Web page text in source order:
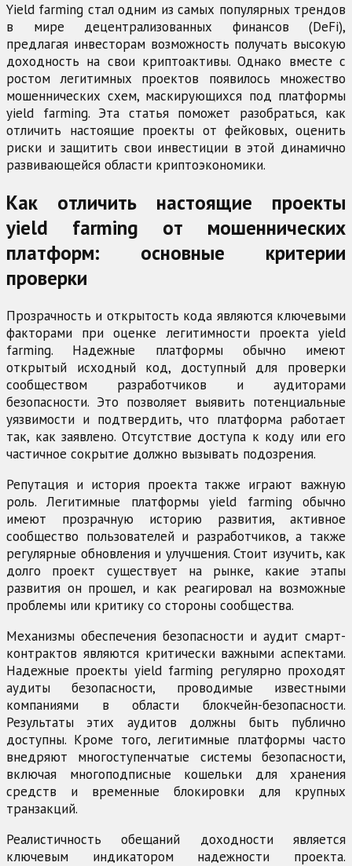
Yield farming стал одним из самых популярных трендов
в мире децентрализованных финансов (DeFi),
предлагая инвесторам возможность получать высокую
доходность на свои криптоактивы. Однако вместе с
ростом легитимных проектов появилось множество
мошеннических схем, маскирующихся под платформы
yield farming. Эта статья поможет разобраться, как
отличить настоящие проекты от фейковых, оценить
риски и защитить свои инвестиции в этой динамично
развивающейся области криптоэкономики.
Как отличить настоящие проекты
yield farming от мошеннических
платформ: основные критерии
проверки
Прозрачность и открытость кода являются ключевыми
факторами при оценке легитимности проекта yield
farming. Надежные платформы обычно имеют
открытый исходный код, доступный для проверки
сообществом разработчиков и аудиторами
безопасности. Это позволяет выявить потенциальные
уязвимости и подтвердить, что платформа работает
так, как заявлено. Отсутствие доступа к коду или его
частичное сокрытие должно вызывать подозрения.
Репутация и история проекта также играют важную
роль. Легитимные платформы yield farming обычно
имеют прозрачную историю развития, активное
сообщество пользователей и разработчиков, а также
регулярные обновления и улучшения. Стоит изучить, как
долго проект существует на рынке, какие этапы
развития он прошел, и как реагировал на возможные
проблемы или критику со стороны сообщества.
Механизмы обеспечения безопасности и аудит смарт-
контрактов являются критически важными аспектами.
Надежные проекты yield farming регулярно проходят
аудиты безопасности, проводимые известными
компаниями в области блокчейн-безопасности.
Результаты этих аудитов должны быть публично
доступны. Кроме того, легитимные платформы часто
внедряют многоступенчатые системы безопасности,
включая многоподписные кошельки для хранения
средств и временные блокировки для крупных
транзакций.
Реалистичность обещаний доходности является
ключевым индикатором надежности проекта.